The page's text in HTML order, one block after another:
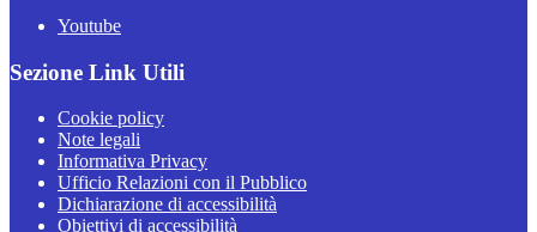
Youtube
Sezione Link Utili
Cookie policy
Note legali
Informativa Privacy
Ufficio Relazioni con il Pubblico
Dichiarazione di accessibilità
Obiettivi di accessibilità